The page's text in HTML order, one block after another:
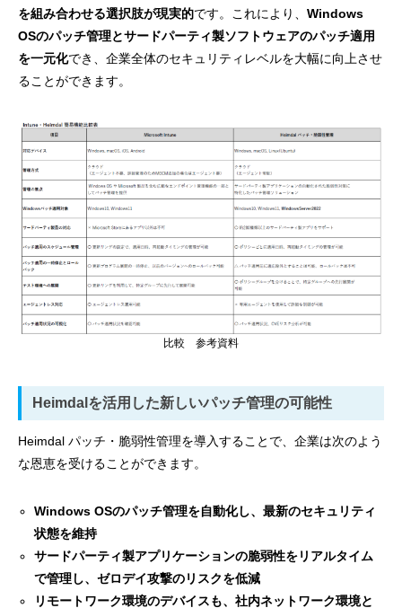
を組み合わせる選択肢が現実的です。これにより、 Windows
OSのパッチ管理とサードパーティ製ソフトウェアのパッチ適用
を一元化でき、企業全体のセキュリティレベルを大幅に向上させ
ることができます。
比較 参考資料
Heimdalを活用した新しいパッチ管理の可能性
Heimdal パッチ・脆弱性管理を導入することで、企業は次のよう
な恩恵を受けることができます。
Windows OSのパッチ管理を自動化し、最新のセキュリティ
状態を維持
サードパーティ製アプリケーションの脆弱性をリアルタイム
で管理し、ゼロデイ攻撃のリスクを低減
リモートワーク環境のデバイスも、社内ネットワーク環境と